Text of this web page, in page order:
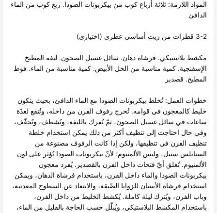
المواد اللازمة: ثلاثة أرباع كوب من بيكربونات الصودا. ربع كوب من الماء
الدافئ
3-2 قطرات من زيت أساسي عطري (اختياري)
مكشط بلاستيكي. فرشاة دهان. سائل غسيل الصحون. ليفة المطبخ
الإسفنجية. كمية مناسبة من الخل الأبيض. كمية مناسبة من الماء. فوط
المطبخ. قصدير
خطوات العمل: تُخلط بيكربونات الصودا مع الماء الدافئ، بحيث يتكون
خليط كالمعجون في قوامه. تُخرج رفوف الفرن من داخله، وتُنقع لعدّة
ساعات في سائل غسيل الصحون، ثمّ تُفرك بالليفة، وتُشطف، وتُجفّف،
وفي حال احتاجت إلى تنظيف أكثر من ذلك يمكن استخدام خلطة
تنظيف الفرن في تنظيفها، ولكن إذا كانت الرفوف مصنوعة من
الستانلس ستيل، وليس الألمنيوم؛ لأنّ بيكربونات الصودا تُؤثر على لون
الألمنيوم. تُغلق أيّ فتحات داخل الفرن بالقصدير. يُفرد معجون
بيكربونات الصودا والماء داخل الفرن، باستخدام فرشاة الدهان، ويمكن
استخدام فرشاة الأسنان للزوايا الضّيقة، والابتعاد عن السطوح المعدنية،
وباب الفرن، ويُترك ليلة كاملة. يُكشط الخليط من داخل الفرن،
باستخدام المكشط البلاستيكي، ويُبلّل حسب الحاجة بالقليل من الماء،